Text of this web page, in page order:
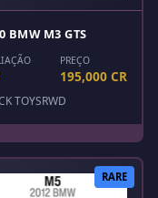
BMW M3 GTS
PREÇO
195,000 CR
TOYSRWD
RARE